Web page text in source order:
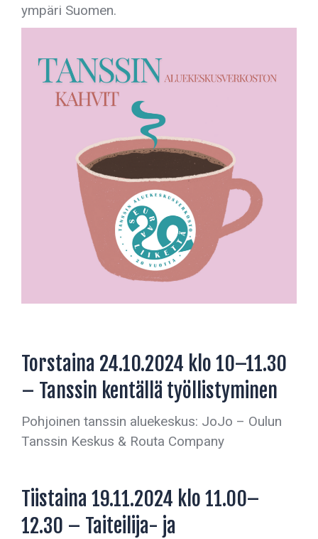
ympäri Suomen.
Torstaina 24.10.2024 klo 10–11.30
– Tanssin kentällä työllistyminen
Pohjoinen tanssin aluekeskus: JoJo – Oulun
Tanssin Keskus & Routa Company
Tiistaina 19.11.2024 klo 11.00–
12.30 – Taiteilija- ja